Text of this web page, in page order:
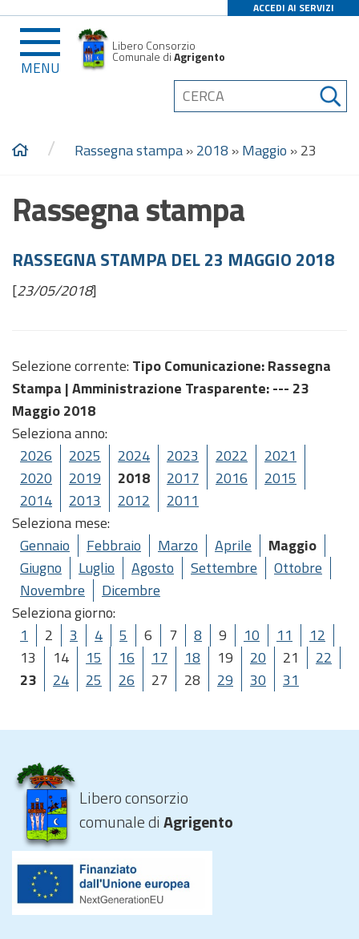
ACCEDI AI SERVIZI
MENU
Libero Consorzio
Comunale diAgrigento
/ Rassegna stampa»2018 »Maggio »23
Rassegna stampa
RASSEGNA STAMPA DEL 23 MAGGIO 2018
[23/05/2018]
Selezione corrente: Tipo Comunicazione: Rassegna
Stampa |Amministrazione Trasparente: --- 23
Maggio 2018
Seleziona anno:
2026
2025 2024 2023 2022
2021
2020
2019 2018 2017 2016
2015
2014
2013 2012
2011
Seleziona mese:
Gennaio
Febbraio Marzo Aprile
Maggio
Giugno
Luglio Agosto Settembre
Ottobre
Novembre
Dicembre
Seleziona giorno:
1
2 3 4 5 6 7 8 9 10 11
12
13
14 15 16 17 18 19 20 21
22
23
24 25 26 27 28 29 30 31
Libero consorzio
comunale diAgrigento